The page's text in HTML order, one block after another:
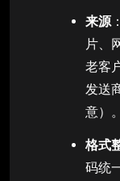
来源
片、
老客
发送
意）。
格式
码统